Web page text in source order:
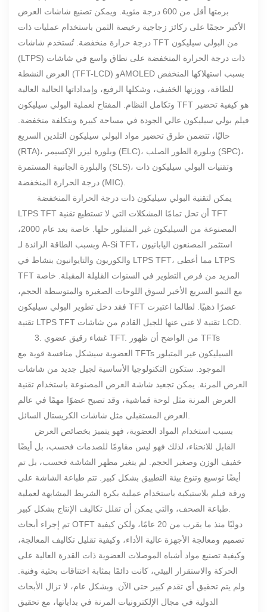
برمتها أقل من 600 درجة مئوية. ويمكن تصنيع شاشات العرض
الأكبر حجمًا على ركائز زجاجية رخيصة الثمن باستخدام عمليات ذات
درجة حرارة منخفضة. تُستخدم شاشات TFT من البولي سيليكون
(LTPS) ذات درجة الحرارة المنخفضة على نطاق واسع في شاشات
العرض النشطة (TFT-LCD) وAMOLED بسبب استهلاكها المنخفض
للطاقة، ووزنها الخفيف، وشكلها الرفيع، وإمداداتها الحالية العالية
وتكامل النظام. المفتاح لعملية البولي سيليكون TFT هو كيفية تحضير
فيلم بولي سيليكون عالي الجودة في مساحة كبيرة وبتكلفة منخفضة.
حاليًا، تتضمن طرق تحضير مواد البولي سيليكون التلدين السريع
(RTA)، وبلورة ليزر الإكسيمر (ELC)، وبلورة الطور الصلب (SPC)،
والبلورة الجانبية المستمرة (SLS)، وتقنيات البولي سيليكون ذات
درجة الحرارة المنخفضة (MIC).
LTPS TFT أن تحل تمامًا المشكلات التي لا تستطيع تقنية TFT
المصنوعة من السيليكون غير المتبلور حلها. خاصة بعد عام 2000،
وبسبب الطاقة الزائدة لـ A-Si TFT، استثمر المصنعون اليابانيون
والكوريون والتايوانيون بنشاط في LTPS TFT، مما أعطى LTPS
TFT المزيد من فرص التطوير في السنوات القليلة المقبلة. خاصة
مع النمو السريع الأخير لسوق اللوحات الصغيرة والمتوسطة الحجم،
فقد دخل تطوير البولي سيليكون TFT عصرًا ذهبيًا. لطالما اعتبرت
تقنية LTPS TFT تقنية لا غنى عنها للجيل القادم من شاشات LCD.
3. غشاء رقيق عضوي TFT. من الواضح أن ظهور TFTs
العضوية سيشكل منافسة قوية مع TFTs السيليكون غير المتبلور
الموجود. ستكون التكنولوجيا الأساسية لجيل جديد من شاشات
العرض المرنة. يمكن تجعيد شاشة العرض المصنوعة باستخدام تقنية
العرض المرنة مثل لوحة قماشية، وقد تصبح عضوًا مهمًا في عالم
بسبب استخدام المواد العضوية، فهو يتميز بخصائص العرض
القابل للانحناء، لذلك فهو ليس مقاومًا للصدمات فحسب، بل أيضًا
خفيف الوزن وصغير الحجم. لم يتغير مظهر الشاشة فحسب، بل تم
أيضًا توسيع وتنوع بيئة التطبيق بشكل كبير. تتم طباعة الشاشة على
ورقة فيلم بلاستيكية باستخدام عملية بكرة الشريط المشابهة لعملية
تم إجراء أبحاث OTFT دوليًا منذ ما يقرب من 20 عامًا، ولكن كيفية
تصميم ومعالجة الأجهزة عالية الأداء، وكيفية تقليل تكاليف المعالجة،
وكيفية تصنيع مواد أشباه الموصلات العضوية ذات القدرة العالية على
الحركة والاستقرار البيئي، كانت دائمًا بمثابة اختناقات بحثية وفنية.
ولم يتم تحقيق أي تقدم كبير حتى الآن. وبشكل عام، لا تزال الأبحاث
الدولية في مجال الإلكترونيات المرنة في بداياتها، مع تحقيق